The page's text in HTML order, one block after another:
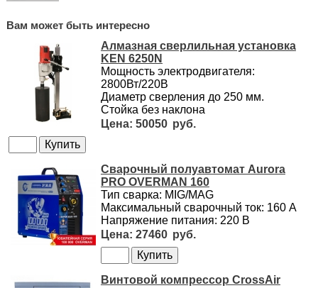
Вам может быть интересно
Алмазная сверлильная установка
KEN 6250N
Мощность электродвигателя:
2800Вт/220В
Диаметр сверления до 250 мм.
Стойка без наклона
50050
Сварочный полуавтомат Aurora
PRO OVERMAN 160
Тип сварка: MIG/MAG
Максимальный сварочный ток: 160 А
Напряжение питания: 220 В
27460
Винтовой компрессор CrossAir